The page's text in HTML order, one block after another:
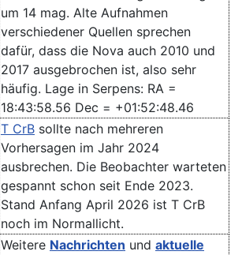
um 14 mag. Alte Aufnahmen
verschiedener Quellen sprechen
dafür, dass die Nova auch 2010 und
2017 ausgebrochen ist, also sehr
häufig. Lage in Serpens: RA =
18:43:58.56 Dec = +01:52:48.46
T CrB sollte nach mehreren
Vorhersagen im Jahr 2024
ausbrechen. Die Beobachter warteten
gespannt schon seit Ende 2023.
Stand Anfang April 2026 ist T CrB
noch im Normallicht.
Weitere Nachrichten und aktuelle